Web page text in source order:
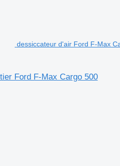
dessiccateur d'air Ford F-Max
Ford F-Max Cargo 500